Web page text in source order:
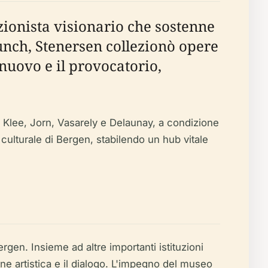
visionario che sostenne
Stenersen collezionò opere
e il provocatorio,
Jorn, Vasarely e Delaunay, a condizione
di Bergen, stabilendo un hub vitale
Insieme ad altre importanti istituzioni
artistica e il dialogo. L'impegno del museo